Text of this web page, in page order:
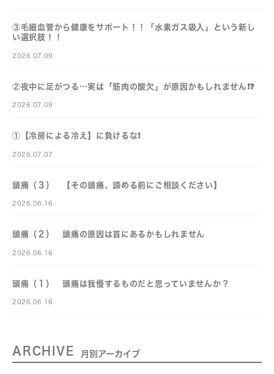
③毛細血管から健康をサポート！！「水素ガス吸入」という新し
い選択肢！！
2026.07.09
②夜中に足がつる…実は「筋肉の酸欠」が原因かもしれません❗️❓️
2026.07.09
①【冷房による冷え】に負けるな❗️
2026.07.07
頭痛（３） 【その頭痛、諦める前にご相談ください】
2026.06.16
頭痛（２） 頭痛の原因は首にあるかもしれません
2026.06.16
頭痛（１） 頭痛は我慢するものだと思っていませんか？
2026.06.16
ARCHIVE 月別アーカイブ